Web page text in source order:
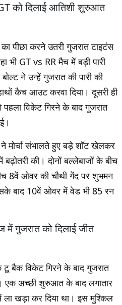
को दिलाई आतिशी शुरुआत
पीछा करने उतरी गुजरात टाइटंस
भी GT vs RR मैच में बड़ी पारी
ने उन्हें गुजरात की पारी की
कैच आउट करवा दिया। दूसरी ही
पहला विकेट गिरने के बाद गुजरात
संभालते हुए बड़े शॉट खेलकर
की। दोनों बल्लेबाजों के बीच
8वें ओवर की चौथी गेंद पर शुभमन
बाद 10वें ओवर में वेड भी 85 रन
में गुजरात को दिलाई जीत
बैक विकेट गिरने के बाद गुजरात
एक अच्छी शुरुआत के बाद लगातार
ला खड़ा कर दिया था। इस मुश्किल